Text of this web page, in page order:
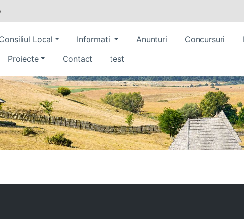
Consiliul Local Informatii Anunturi Concursuri
Proiecte Contact test